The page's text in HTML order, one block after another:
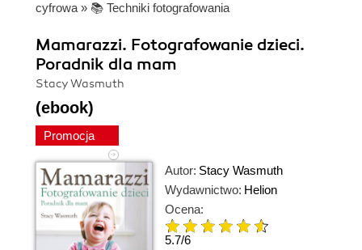
cyfrowa » 📚 Techniki fotografowania
Mamarazzi. Fotografowanie dzieci.
Poradnik dla mam
Stacy Wasmuth
(ebook)
Promocja
Autor: Stacy Wasmuth
Wydawnictwo: Helion
Ocena:
5.7/6